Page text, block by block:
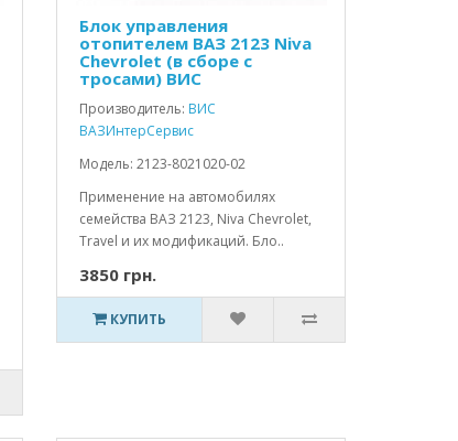
Блок управления
отопителем ВАЗ 2123 Niva
Chevrolet (в сборе с
тросами) ВИС
Производитель: ВИС
ВАЗИнтерСервис
Модель: 2123-8021020-02
Применение на автомобилях
семейства ВАЗ 2123, Niva Chevrolet,
Travel и их модификаций. Бло..
3850 грн.
КУПИТЬ